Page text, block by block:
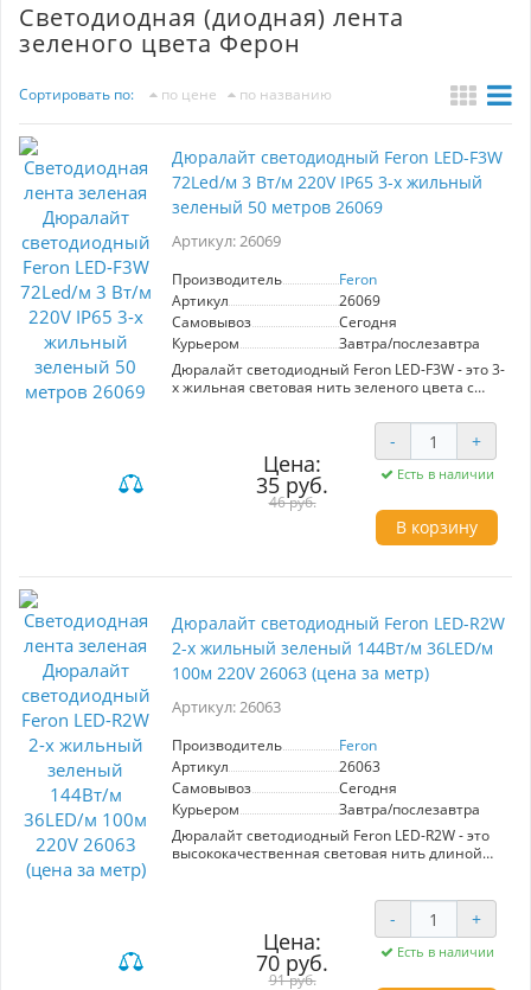
Светодиодная (диодная) лента
зеленого цвета Ферон
Сортировать по: по цене по названию
Дюралайт светодиодный Feron LED-F3W
72Led/м 3 Вт/м 220V IP65 3-х жильный
зеленый 50 метров 26069
Артикул: 26069
Производитель
Feron
Артикул
26069
Самовывоз
Сегодня
Курьером
Завтра/послезавтра
Дюралайт светодиодный Feron LED-F3W - это 3-
х жильная световая нить зеленого цвета с
Длина бобины составляет 50 метров, что
позволяет создать большие световые
декорации. Работает от сети 220 В, имеет
степень защиты IP65, что обеспечивает
надежную эксплуатацию в условиях
влажности. В комплект входят 2 заглушки, 2
сетевых шнура и 2 коннектора для удобства
установки. Резка возможна через каждые 2
оформления и освещения.
Цена:
35 руб.
46 руб.
- +
Есть в наличии
В корзину
Дюралайт светодиодный Feron LED-R2W
2-х жильный зеленый 144Вт/м 36LED/м
100м 220V 26063 (цена за метр)
Артикул: 26063
Производитель
Feron
Артикул
26063
Самовывоз
Сегодня
Курьером
Завтра/послезавтра
Дюралайт светодиодный Feron LED-R2W - это
высококачественная световая нить длиной
светодиодами на метр, она обеспечивает
эффективное освещение для различных
декоративных и праздничных целей. Степень
защиты IP65 гарантирует
водонепроницаемость и надежность в любых
Цена:
70 руб.
91 руб.
- +
Есть в наличии